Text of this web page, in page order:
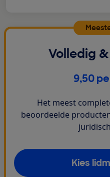
Volledig
€
9,50
Het meest
beoordeelde
Kies